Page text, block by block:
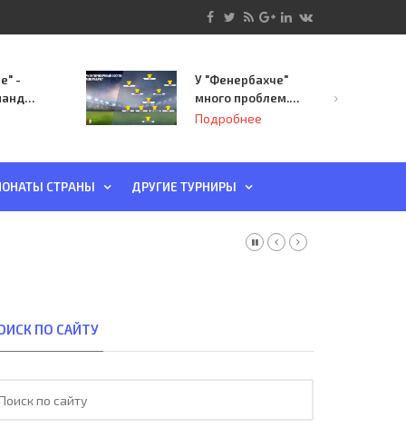
-
У "Фенербахче"
много проблем.
Но он опасен для
Подробнее
СТРАНЫ ДРУГИЕ ТУРНИРЫ
ПО САЙТУ